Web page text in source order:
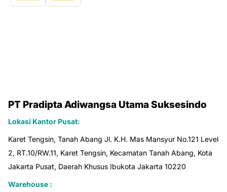
PT Pradipta Adiwangsa Utama Suksesindo
Lokasi Kantor Pusat:
Karet Tengsin, Tanah Abang Jl. K.H. Mas Mansyur No.121 Level
2, RT.10/RW.11, Karet Tengsin, Kecamatan Tanah Abang, Kota
Jakarta Pusat, Daerah Khusus Ibukota Jakarta 10220
Warehouse :